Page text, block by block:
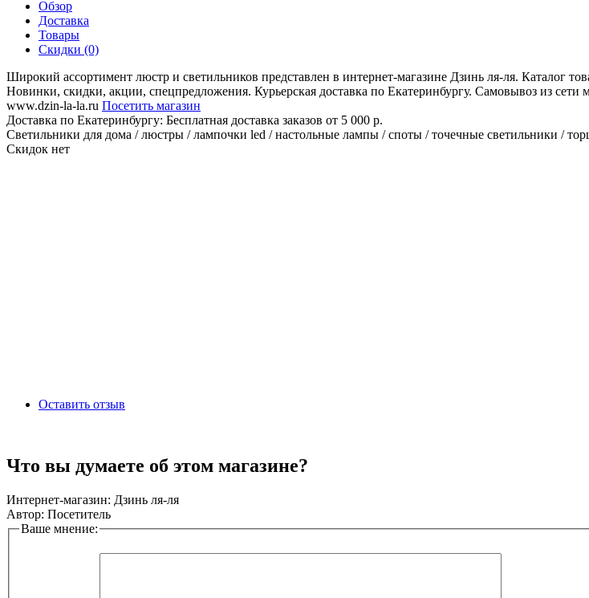
Обзор
Доставка
Товары
Скидки (0)
Широкий ассортимент люстр и светильников представлен в интернет-магазине Дзинь ля-ля. Каталог
Новинки, скидки, акции, спецпредложения. Курьерская доставка по Екатеринбургу. Самовывоз из сети
www.dzin-la-la.ru Посетить магазин
Доставка по Екатеринбургу: Бесплатная доставка заказов от 5 000 р.
Светильники для дома / люстры / лампочки led / настольные лампы / споты / точечные светильники /
Скидок нет
Оставить отзыв
Что вы думаете об этом магазине?
Интернет-магазин: Дзинь ля-ля
Автор: Посетитель
Ваше мнение: